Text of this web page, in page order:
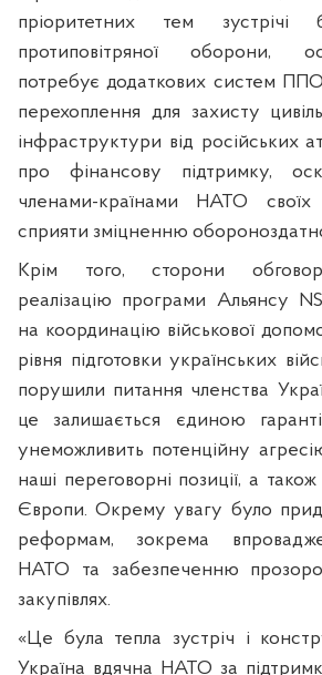
пріоритетних тем зустрічі
протиповітряної оборони,
потребує додаткових систем
перехоплення для захисту
інфраструктури від російських
про фінансову підтримку,
членами-країнами НАТО своїх
сприяти зміцненню
Крім того, сторони
реалізацію програми Альянсу
на координацію військової
рівня підготовки українських
порушили питання членства
це залишається єдиною
унеможливить потенційну
наші переговорні позиції, а
Європи. Окрему увагу було
реформам, зокрема
НАТО та забезпеченню
закупівлях.
«Це була тепла зустріч і
Україна вдячна НАТО за